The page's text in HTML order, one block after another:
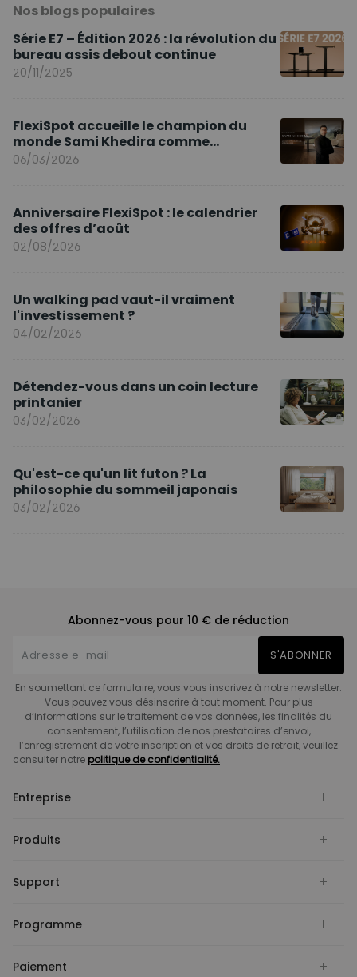
Nos blogs populaires
Série E7 – Édition 2026 : la révolution du
bureau assis debout continue
20/11/2025
FlexiSpot accueille le champion du
monde Sami Khedira comme
ambassadeur de la marque en Europe
06/03/2026
Anniversaire FlexiSpot : le calendrier
des offres d’août
02/08/2026
Un walking pad vaut-il vraiment
l'investissement ?
04/02/2026
Détendez-vous dans un coin lecture
printanier
03/02/2026
Qu'est-ce qu'un lit futon ? La
philosophie du sommeil japonais
03/02/2026
Abonnez-vous pour 10 € de réduction
S'ABONNER
En soumettant ce formulaire, vous vous inscrivez à notre newsletter.
Vous pouvez vous désinscrire à tout moment. Pour plus
d’informations sur le traitement de vos données, les finalités du
consentement, l’utilisation de nos prestataires d’envoi,
l’enregistrement de votre inscription et vos droits de retrait, veuillez
consulter notre politique de confidentialité.
Entreprise
Produits
Support
Programme
Paiement